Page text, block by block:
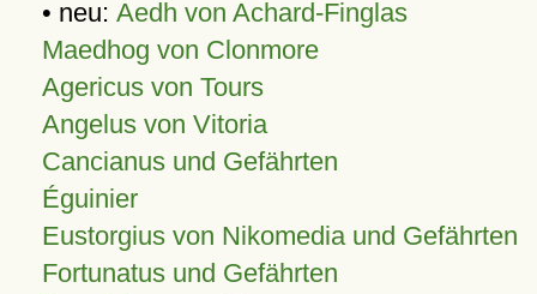
• neu: Aedh von Achard-Finglas
Maedhog von Clonmore
Agericus von Tours
Angelus von Vitoria
Cancianus und Gefährten
Éguinier
Eustorgius von Nikomedia und Gefährten
Fortunatus und Gefährten